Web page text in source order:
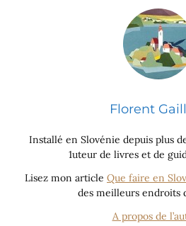
Florent
Installé en Slovénie depuis plus
1uteur de livres et de
Lisez mon article Que faire en
des meilleurs endroits
A propos de